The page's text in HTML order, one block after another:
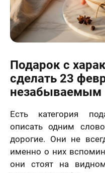
Подарок с
сделать 23
незабываемым
Есть категория
описать одним
дорогие. Они не
именно о них
они стоят на
Я принимаю условия
70 х 70 см
70 х 100 см
«О
на условиях
в
Политике в
условия
Назад